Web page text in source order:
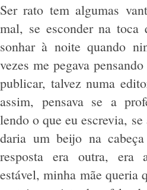
Ser rato tem algumas
mal, se esconder na toca
sonhar à noite quando
vezes me pegava
publicar, talvez numa
assim, pensava se a
lendo o que eu escrevia,
daria um beijo na
resposta era outra, era
estável, minha mãe queria